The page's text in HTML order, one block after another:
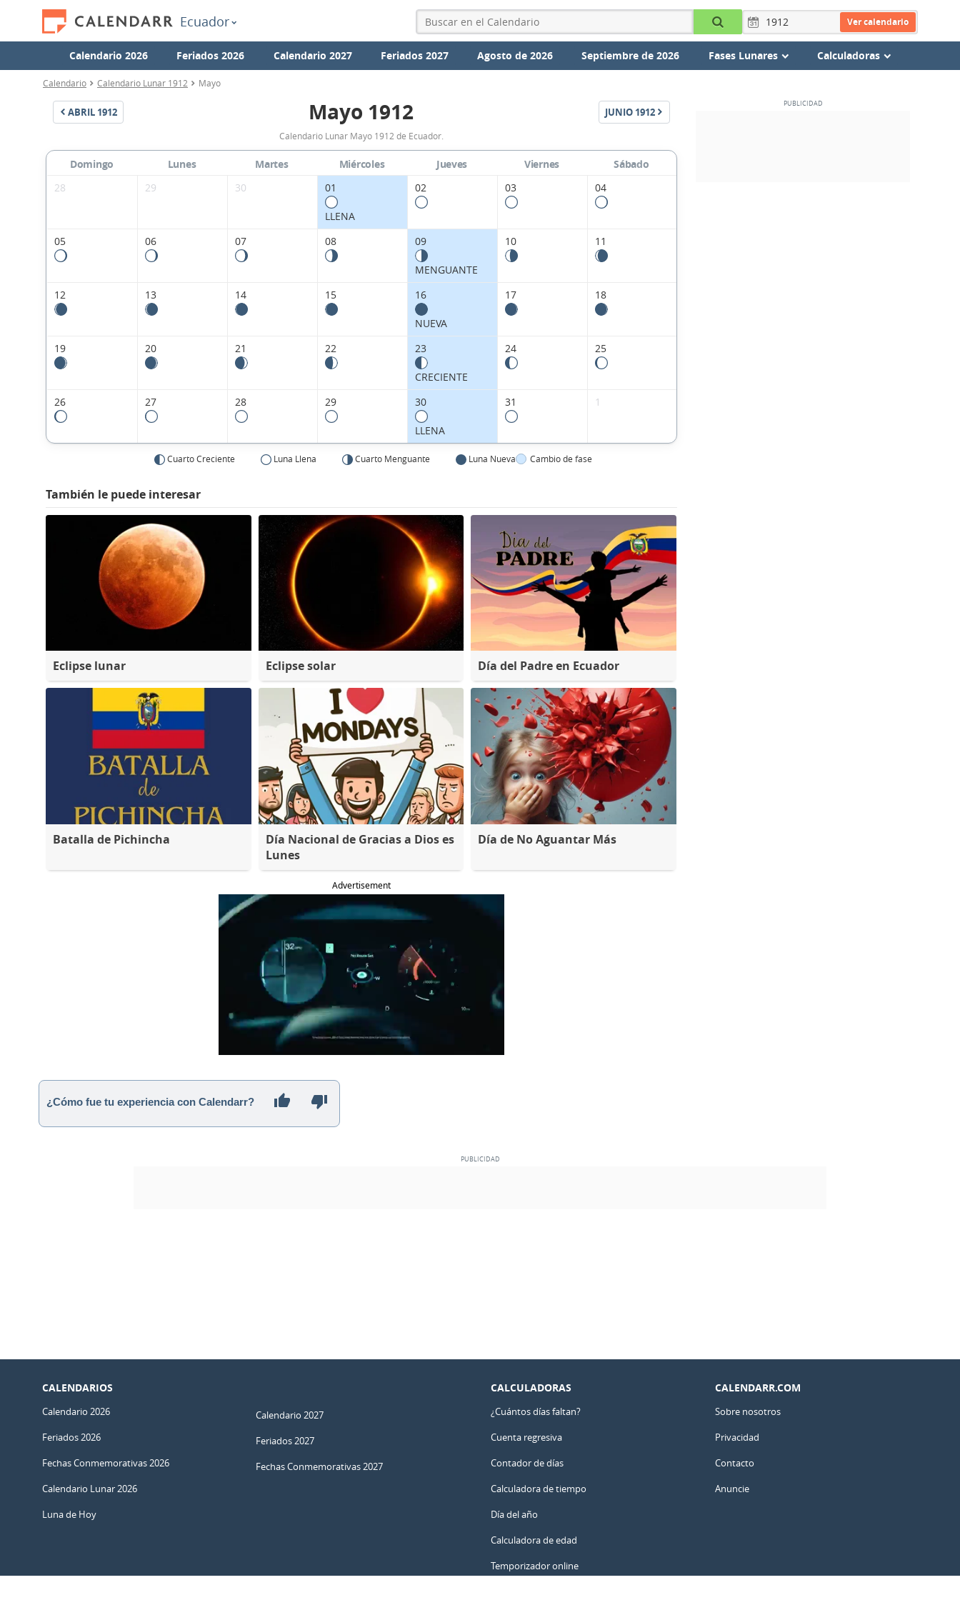
Ecuador Ver calendario
Calendario 2026 Feriados 2026 Calendario 2027 Feriados 2027 Agosto de 2026 Septiembre de 2026 Fases Lunares Calculadoras
Calendario Calendario Lunar 1912 Mayo
ABRIL 1912
Calendario
Lunar
Mayo
de
Ecuador.
Mayo 1912 JUNIO 1912
Calendario Lunar Mayo 1912 de Ecuador.
Domingo Lunes Martes Miércoles Jueves Viernes
Sábado
28
29 30 01
LLENA
02 03 04
05 06 07 08 09
MENGUANTE
10 11
12 13 14 15 16
NUEVA
17 18
19 20 21 22 23
CRECIENTE
24 25
26 27 28 29 30
LLENA
31 1
Cuarto Creciente Luna Llena Cuarto Menguante Luna Nueva Cambio de fase
También le puede interesar
Eclipse lunar Eclipse solar Día del Padre en Ecuador
Batalla de Pichincha
Día Nacional de Gracias a Dios es
Lunes
Día de No Aguantar Más
Advertisement
¿Cómo fue tu experiencia con Calendarr?
CALENDARIOS
Calendario 2026
Feriados 2026
Fechas Conmemorativas 2026
Calendario Lunar 2026
Luna de Hoy
Calendario 2027
Feriados 2027
Fechas Conmemorativas 2027
CALCULADORAS
¿Cuántos días faltan?
Cuenta regresiva
Contador de días
Calculadora de tiempo
Día del año
Calculadora de edad
Temporizador online
CALENDARR.COM
Sobre nosotros
Privacidad
Contacto
Anuncie